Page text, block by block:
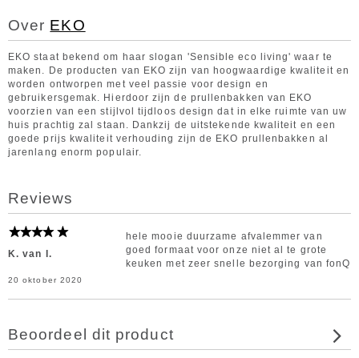
Over EKO
EKO staat bekend om haar slogan 'Sensible eco living' waar te
maken. De producten van EKO zijn van hoogwaardige kwaliteit en
worden ontworpen met veel passie voor design en
gebruikersgemak. Hierdoor zijn de prullenbakken van EKO
voorzien van een stijlvol tijdloos design dat in elke ruimte van uw
huis prachtig zal staan. Dankzij de uitstekende kwaliteit en een
goede prijs kwaliteit verhouding zijn de EKO prullenbakken al
jarenlang enorm populair.
Reviews
K. van I.
20 oktober 2020
hele mooie duurzame afvalemmer van
goed formaat voor onze niet al te grote
keuken met zeer snelle bezorging van fonQ
Beoordeel dit product